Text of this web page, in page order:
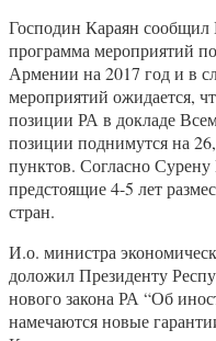
Господин Караян сообщил
программа мероприятий
Армении на 2017 год и в
мероприятий ожидается,
позиции РА в докладе
позиции поднимутся на
пунктов. Согласно Сурену
предстоящие 4-5 лет
стран.
И.о. министра
доложил Президенту
нового закона РА “Об
намечаются новые